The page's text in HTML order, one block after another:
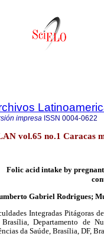
impresa ISSN 0004-0622
vol.65 no.1 Caracas
Folic acid intake by
Gabriel Rodrigues;
Integradas Pitágoras
Departamento de
da Saúde, Brasília, DF,